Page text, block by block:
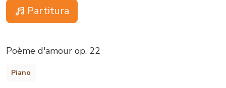
Partitura
Poème d'amour op. 22
Piano